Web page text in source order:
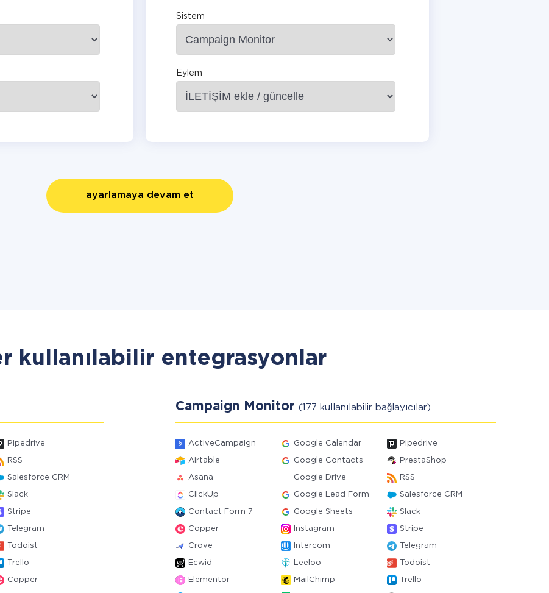
Sistem
Eylem
ayarlamaya devam et
kullanılabilir entegrasyonlar
Pipedrive
RSS
Salesforce CRM
Slack
Stripe
Telegram
Todoist
Trello
Copper
Campaign Monitor (177 kullanılabilir bağlayıcılar)
ActiveCampaign Google Calendar Pipedrive
Airtable Google Contacts PrestaShop
Asana Google Drive RSS
ClickUp Google Lead Form Salesforce CRM
Contact Form 7 Google Sheets Slack
Copper Instagram Stripe
Crove Intercom Telegram
Ecwid Leeloo Todoist
Elementor MailChimp Trello